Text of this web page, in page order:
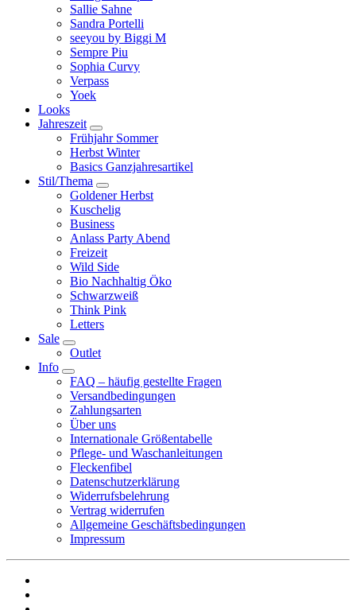
Sallie Sahne
Sandra Portelli
seeyou by Biggi M
Sempre Piu
Sophia Curvy
Verpass
Yoek
Looks
Jahreszeit
Frühjahr Sommer
Herbst Winter
Basics Ganzjahresartikel
Stil/Thema
Goldener Herbst
Kuschelig
Business
Anlass Party Abend
Freizeit
Wild Side
Bio Nachhaltig Öko
Schwarzweiß
Think Pink
Letters
Sale
Outlet
Info
FAQ – häufig gestellte Fragen
Versandbedingungen
Zahlungsarten
Über uns
Internationale Größentabelle
Pflege- und Waschanleitungen
Fleckenfibel
Datenschutzerklärung
Widerrufsbelehrung
Vertrag widerrufen
Allgemeine Geschäftsbedingungen
Impressum